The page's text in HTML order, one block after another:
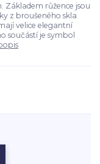
Základem růžence jsou
z broušeného skla
velice elegantní
součástí je symbol